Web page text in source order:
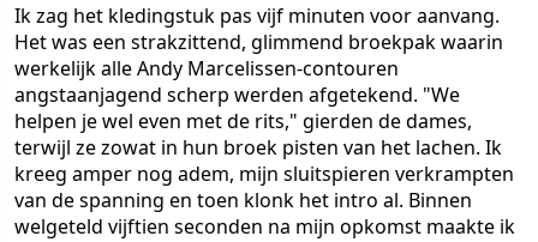
Ik zag het kledingstuk pas vijf minuten voor aanvang.
Het was een strakzittend, glimmend broekpak waarin
werkelijk alle Andy Marcelissen-contouren
angstaanjagend scherp werden afgetekend. "We
helpen je wel even met de rits," gierden de dames,
terwijl ze zowat in hun broek pisten van het lachen. Ik
kreeg amper nog adem, mijn sluitspieren verkrampten
van de spanning en toen klonk het intro al. Binnen
welgeteld vijftien seconden na mijn opkomst maakte ik